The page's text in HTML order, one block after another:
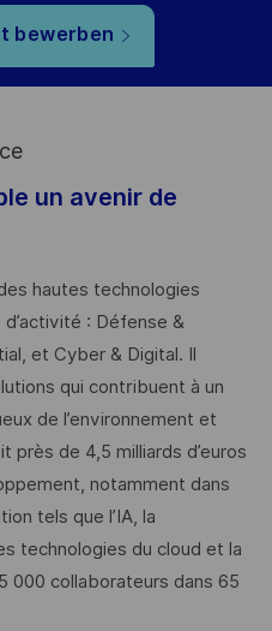
bewerben
un avenir de
hautes technologies
: Défense &
et Cyber & Digital. Il
qui contribuent à un
de l’environnement et
près de 4,5 milliards d’euros
notamment dans
tels que l’IA, la
technologies du cloud et la
000 collaborateurs dans 65